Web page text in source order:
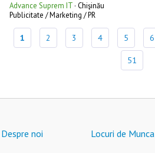
Advance Suprem IT · Chişinău
Publicitate / Marketing / PR
1 2 3 4 5 6
51
Despre noi Locuri de Munca